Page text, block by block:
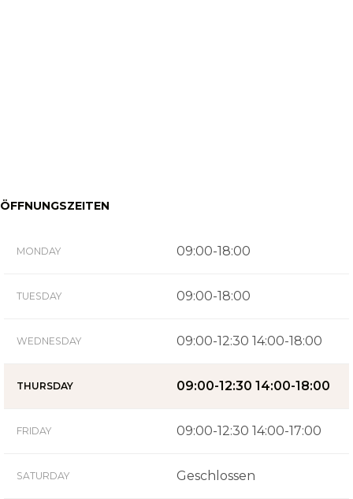
ÖFFNUNGSZEITEN
MONDAY 09:00-18:00
TUESDAY 09:00-18:00
WEDNESDAY 09:00-12:30 14:00-18:00
THURSDAY 09:00-12:30 14:00-18:00
FRIDAY 09:00-12:30 14:00-17:00
SATURDAY Geschlossen